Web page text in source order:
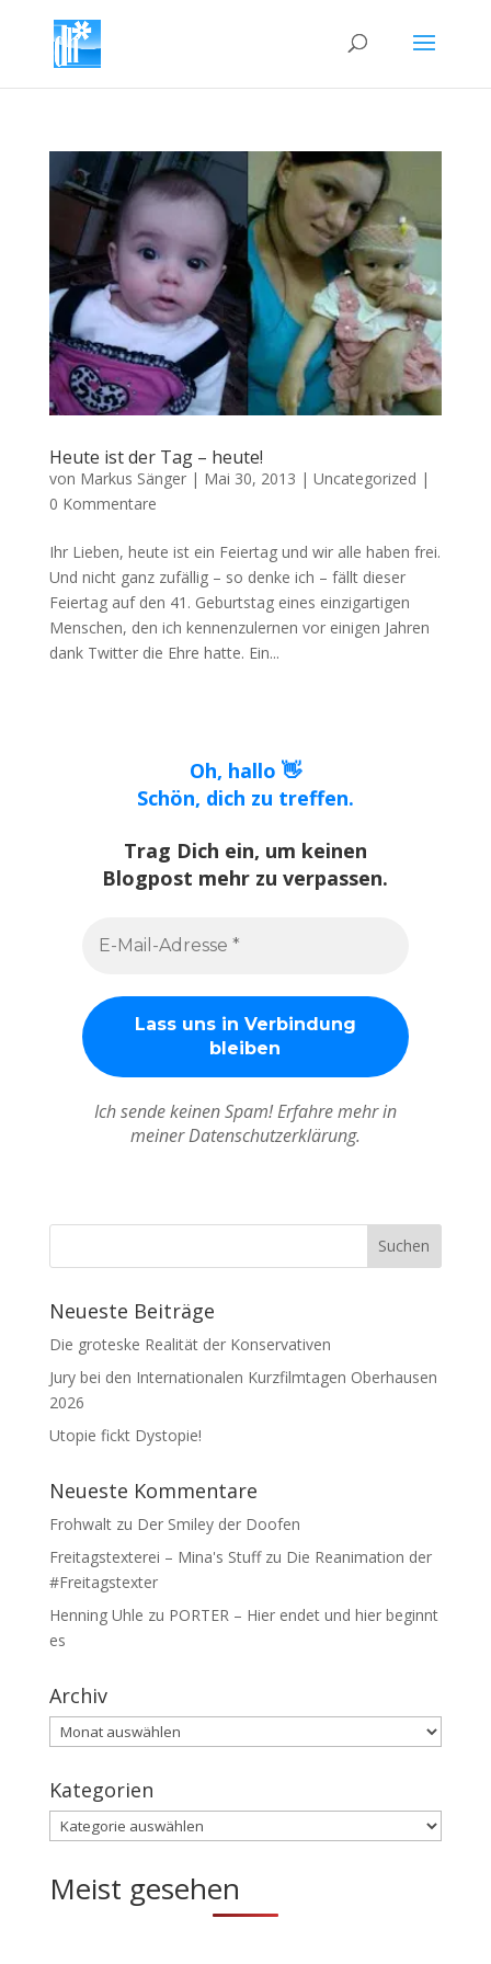
Heute ist der Tag – heute!
von Markus Sänger| Mai 30, 2013 | Uncategorized |
0 Kommentare
Ihr Lieben, heute ist ein Feiertag und wir alle haben frei.
Und nicht ganz zufällig – so denke ich – fällt dieser
Feiertag auf den 41. Geburtstag eines einzigartigen
Menschen, den ich kennenzulernen vor einigen Jahren
dank Twitter die Ehre hatte. Ein...
Oh, hallo 👋
Schön, dich zu treffen.
Trag Dich ein, um keinen
Blogpost mehr zu verpassen.
Ich sende keinen Spam! Erfahre mehr in
meiner Datenschutzerklärung.
Neueste Beiträge
Die groteske Realität der Konservativen
Jury bei den Internationalen Kurzfilmtagen Oberhausen
2026
Utopie fickt Dystopie!
Neueste Kommentare
Frohwaltzu Der Smiley der Doofen
Freitagstexterei – Mina's Stuffzu Die Reanimation der
#Freitagstexter
Henning Uhle zu PORTER – Hier endet und hier beginnt
es
Archiv
Archiv
Kategorien
Kategorien
Meist gesehen